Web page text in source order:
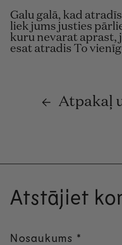
Galu galā, kad
liek jums justies
kuru nevarat aprast,
esat atradis To
Atpakaļ
Atstājiet
Nosaukums *